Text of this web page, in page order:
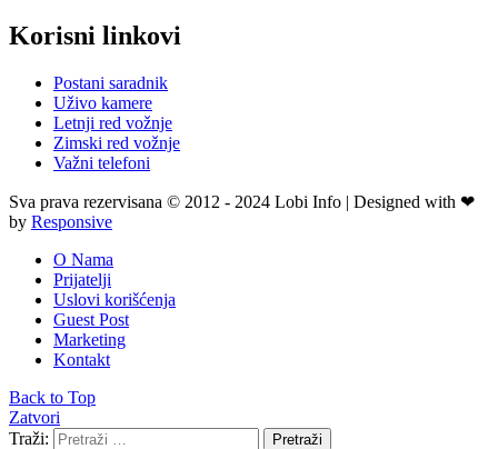
Korisni linkovi
Postani saradnik
Uživo kamere
Letnji red vožnje
Zimski red vožnje
Važni telefoni
Sva prava rezervisana © 2012 - 2024 Lobi Info | Designed with ❤
by Responsive
O Nama
Prijatelji
Uslovi korišćenja
Guest Post
Marketing
Kontakt
Back to Top
Zatvori
Traži:
Pretraži